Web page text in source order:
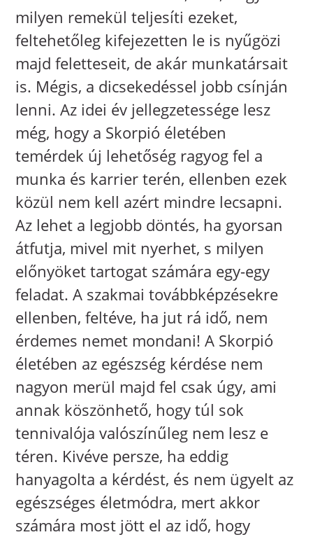
milyen remekül teljesíti ezeket,
feltehetőleg kifejezetten le is nyűgözi
majd feletteseit, de akár munkatársait
is. Mégis, a dicsekedéssel jobb csínján
lenni. Az idei év jellegzetessége lesz
még, hogy a Skorpió életében
temérdek új lehetőség ragyog fel a
munka és karrier terén, ellenben ezek
közül nem kell azért mindre lecsapni.
Az lehet a legjobb döntés, ha gyorsan
átfutja, mivel mit nyerhet, s milyen
előnyöket tartogat számára egy-egy
feladat. A szakmai továbbképzésekre
ellenben, feltéve, ha jut rá idő, nem
érdemes nemet mondani! A Skorpió
életében az egészség kérdése nem
nagyon merül majd fel csak úgy, ami
annak köszönhető, hogy túl sok
tennivalója valószínűleg nem lesz e
téren. Kivéve persze, ha eddig
hanyagolta a kérdést, és nem ügyelt az
egészséges életmódra, mert akkor
számára most jött el az idő, hogy